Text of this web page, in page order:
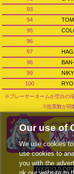
93
94
95
96
97
98
99
100
RYO
※プレーヤーネームが空白の
※投票数が同
Our use of
We use cookies
use cookies to
you with the